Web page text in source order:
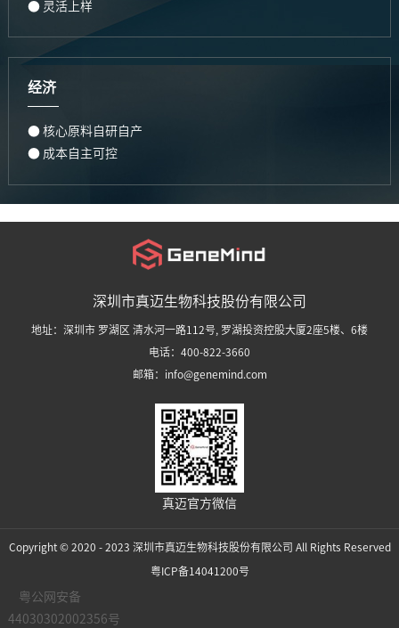
● 灵活上样
经济
● 核心原料自研自产
● 成本自主可控
深圳市真迈生物科技股份有限公司
地址：深圳市 罗湖区 清水河一路112号, 罗湖投资控股大厦2座5楼、6楼
电话：400-822-3660
邮箱：info@genemind.com
真迈官方微信
Copyright © 2020 - 2023 深圳市真迈生物科技股份有限公司 All Rights Reserved
粤ICP备14041200号
粤公网安备
44030302002356号